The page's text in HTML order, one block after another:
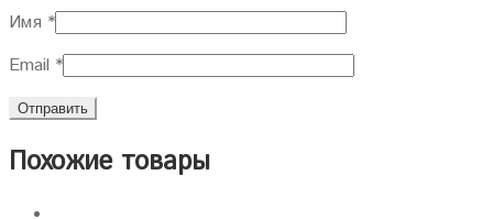
Имя *
Email *
Похожие товары